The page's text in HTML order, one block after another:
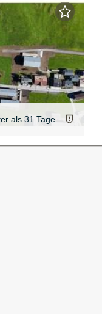
als 31 Tage